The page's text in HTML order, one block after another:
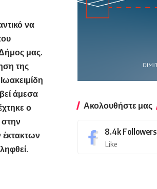
να
μας.
της
άμεσα
ο
στην
έκτακτων
Ακολουθήστε μας
8.4k Followers
Like